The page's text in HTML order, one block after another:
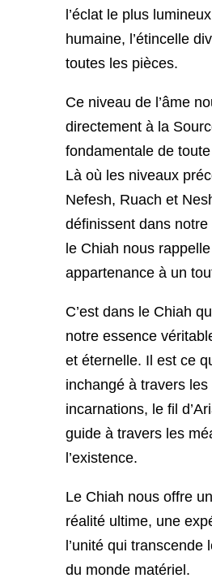
l’éclat le plus
humaine, l’étincelle
toutes les pièces.
Ce niveau de l’âme
directement à la
fondamentale de
Là où les niveaux
Nefesh, Ruach et
définissent dans notre
le Chiah nous
appartenance à un
C’est dans le Chiah
notre essence
et éternelle. Il est ce
inchangé à travers
incarnations, le fil
guide à travers les
l’existence.
Le Chiah nous offre
réalité ultime, une
l’unité qui transcende
du monde matériel.